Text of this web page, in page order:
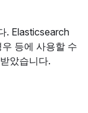
. Elasticsearch
등에 사용할 수
았습니다.